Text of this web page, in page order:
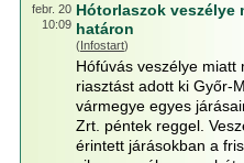
febr. 20
10:09
Hótorlaszok veszélye
határon
(Infostart)
Hófúvás veszélye miatt
riasztást adott ki Győr-
vármegye egyes
Zrt. péntek reggel.
érintett járásokban a